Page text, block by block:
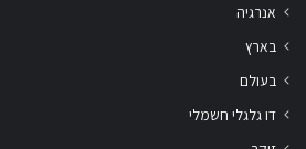
אנרגיה
בארץ
בעולם
דו גלגלי חשמלי